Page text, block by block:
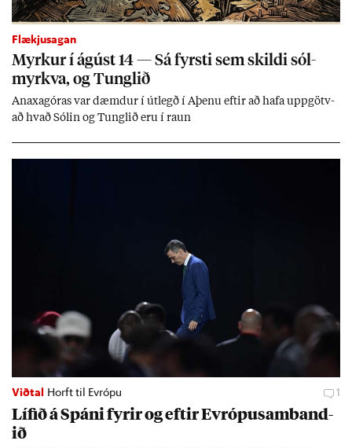
Flækjusagan
Myrk­ur í ág­úst 14 — Sá fyrsti sem skildi sól­
myrkva, og Tungl­ið
An­axagór­as var dæmd­ur í út­legð í Aþenu eft­ir að hafa upp­götv­
að hvað Sól­in og Tungl­ið eru í raun
Viðtal Horft til Evrópu 1
Líf­ið á Spáni fyr­ir og eft­ir Evr­ópu­sam­band­
ið